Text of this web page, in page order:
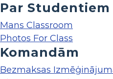
Par Studentiem
Mans Classroom
Photos For Class
Komandām
Bezmaksas